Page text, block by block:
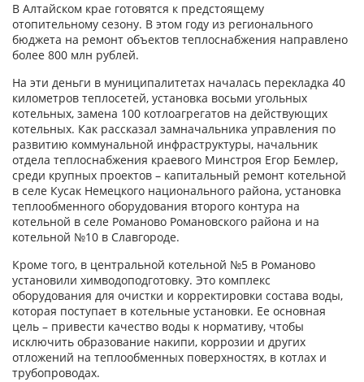
В Алтайском крае готовятся к предстоящему
отопительному сезону. В этом году из регионального
бюджета на ремонт объектов теплоснабжения направлено
более 800 млн рублей.
На эти деньги в муниципалитетах началась перекладка 40
километров теплосетей, установка восьми угольных
котельных, замена 100 котлоагрегатов на действующих
котельных. Как рассказал замначальника управления по
развитию коммунальной инфраструктуры, начальник
отдела теплоснабжения краевого Минстроя Егор Бемлер,
среди крупных проектов – капитальный ремонт котельной
в селе Кусак Немецкого национального района, установка
теплообменного оборудования второго контура на
котельной в селе Романово Романовского района и на
котельной №10 в Славгороде.
Кроме того, в центральной котельной №5 в Романово
установили химводоподготовку. Это комплекс
оборудования для очистки и корректировки состава воды,
которая поступает в котельные установки. Ее основная
цель – привести качество воды к нормативу, чтобы
исключить образование накипи, коррозии и других
отложений на теплообменных поверхностях, в котлах и
трубопроводах.